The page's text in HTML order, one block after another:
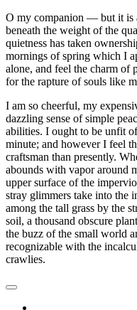
O my companion — but it
beneath the weight of the
quietness has taken
mornings of spring which I
alone, and feel the charm of
for the rapture of souls like
I am so cheerful, my
dazzling sense of simple
abilities. I ought to be unfit
minute; and however I feel
craftsman than presently.
abounds with vapor around
upper surface of the
stray glimmers take into the
among the tall grass by the
soil, a thousand obscure
the buzz of the small world
recognizable with the
crawlies.